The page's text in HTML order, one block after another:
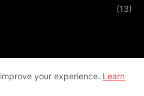
(13)
your experience. Learn